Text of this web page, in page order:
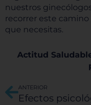
nuestros
recorrer este
que necesitas.
Actitud
AntANTERIOR